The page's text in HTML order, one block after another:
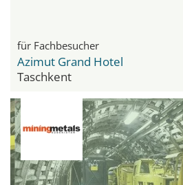
für Fachbesucher
Azimut Grand Hotel
Taschkent